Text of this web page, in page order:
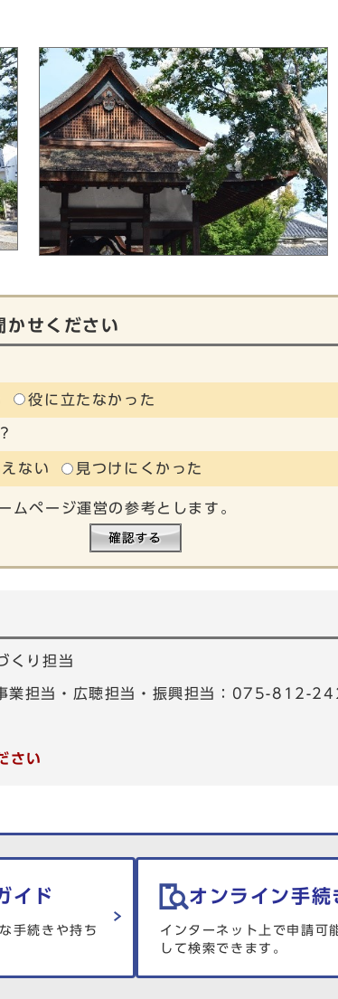
かせください
役に立たなかった
ない 見つけにくかった
ムページ運営の参考とします。
くり担当
担当・広聴担当・振興担当：075-812-
さい
イド
手続きや持ち
オンライン手続
インターネット上で申請可
して検索できます。